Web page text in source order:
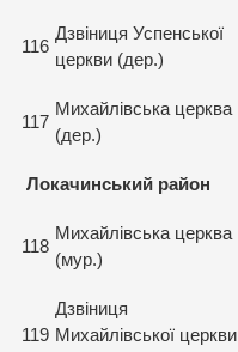
116
Дзвіниця Успенської
церкви (дер.)
117
Михайлівська церква
(дер.)
Локачинський район
118
Михайлівська церква
(мур.)
119
Дзвіниця
Михайлівської церкви